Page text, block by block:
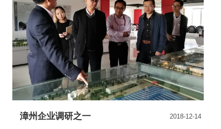
漳州企业调研之一 2018-12-14